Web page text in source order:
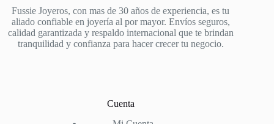
Fussie Joyeros, con mas de 30 años de experiencia, es tu
aliado confiable en joyería al por mayor. Envíos seguros,
calidad garantizada y respaldo internacional que te brindan
tranquilidad y confianza para hacer crecer tu negocio.
Cuenta